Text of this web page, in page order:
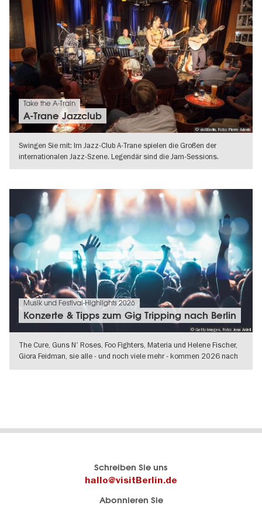
© visitBerlin, Foto: Pierre Adenis
Take the A-Train
A-Trane Jazzclub
Swingen Sie mit: Im Jazz-Club A-Trane spielen die Großen der
internationalen Jazz-Szene. Legendär sind die Jam-Sessions.
© Getty Images, Foto: Jena Ardell
Musik und Festival-Highlights 2026
Konzerte & Tipps zum Gig Tripping nach Berlin
The Cure, Guns N' Roses, Foo Fighters, Materia und Helene Fischer,
Giora Feidman, sie alle - und noch viele mehr - kommen 2026 nach
Schreiben Sie uns
hallo@visitBerlin.de
Abonnieren Sie